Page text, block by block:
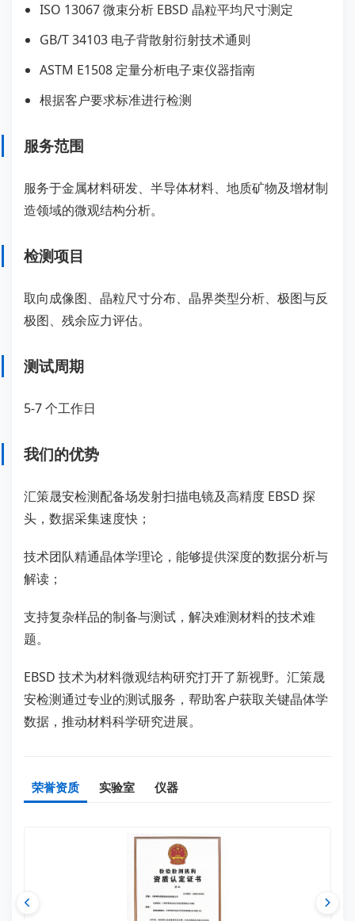
ISO 13067 微束分析 EBSD 晶粒平均尺寸测定
GB/T 34103 电子背散射衍射技术通则
ASTM E1508 定量分析电子束仪器指南
根据客户要求标准进行检测
服务范围
服务于金属材料研发、半导体材料、地质矿物及增材制
造领域的微观结构分析。
检测项目
取向成像图、晶粒尺寸分布、晶界类型分析、极图与反
极图、残余应力评估。
测试周期
5-7 个工作日
我们的优势
汇策晟安检测配备场发射扫描电镜及高精度 EBSD 探
头，数据采集速度快；
技术团队精通晶体学理论，能够提供深度的数据分析与
解读；
支持复杂样品的制备与测试，解决难测材料的技术难
题。
EBSD 技术为材料微观结构研究打开了新视野。汇策晟
安检测通过专业的测试服务，帮助客户获取关键晶体学
数据，推动材料科学研究进展。
荣誉资质 实验室 仪器